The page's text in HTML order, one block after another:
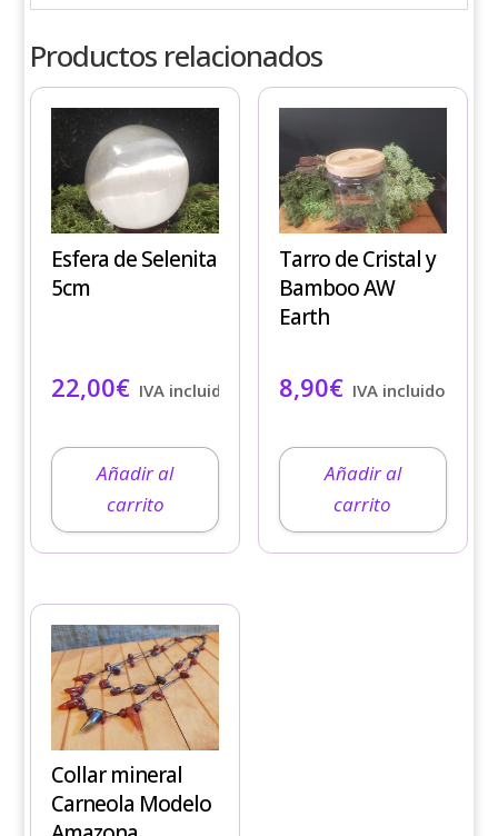
Productos relacionados
Esfera de Selenita
5cm
22,00€ IVA incluido
Añadir al
carrito
Tarro de Cristal y
Bamboo AW
Earth
8,90€ IVA incluido
Añadir al
carrito
Collar mineral
Carneola Modelo